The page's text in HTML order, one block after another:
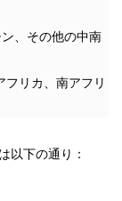
、その他の中南
リカ、南アフリ
以下の通り：